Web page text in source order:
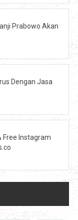
Prabowo Akan
Dengan Jasa
Free Instagram